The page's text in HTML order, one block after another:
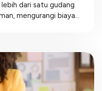
dari satu gudang
mengurangi biaya...